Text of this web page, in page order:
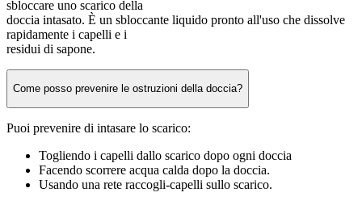
sbloccare uno scarico della
doccia intasato. È un sbloccante liquido pronto all'uso che dissolve
rapidamente i capelli e i
residui di sapone.
Come posso prevenire le ostruzioni della doccia?
Puoi prevenire di intasare lo scarico:
Togliendo i capelli dallo scarico dopo ogni doccia
Facendo scorrere acqua calda dopo la doccia.
Usando una rete raccogli-capelli sullo scarico.